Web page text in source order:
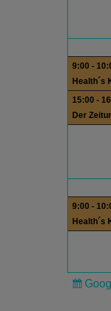
9:00 -
Health´s
15:00 -
Der
9:00 -
Health´s